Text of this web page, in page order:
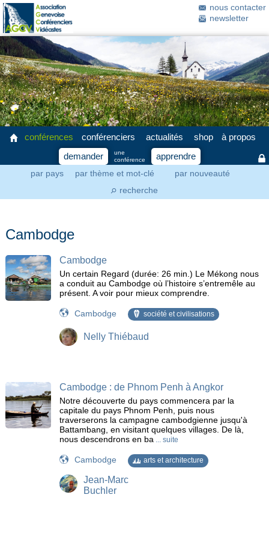
nous contacter
newsletter
conférences
par pays par thème et mot-clé par nouveauté
⚲ recherche
conférenciers actualités shop
à propos
demander
une
conférence
apprendre
Cambodge
Cambodge
Un certain Regard (durée: 26 min.) Le Mékong nous
a conduit au Cambodge où l’histoire s’entremêle au
présent. A voir pour mieux comprendre.
Cambodge société et civilisations
Nelly Thiébaud
Cambodge : de Phnom Penh à Angkor
Notre découverte du pays commencera par la
capitale du pays Phnom Penh, puis nous
traverserons la campagne cambodgienne jusqu'à
Battambang, en visitant quelques villages. De là,
nous descendrons en ba ... suite
Cambodge arts et architecture
Jean-Marc
Buchler